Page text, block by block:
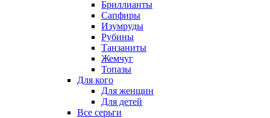
Бриллианты
Сапфиры
Изумруды
Рубины
Танзаниты
Жемчуг
Топазы
Для кого
Для женщин
Для детей
Все серьги